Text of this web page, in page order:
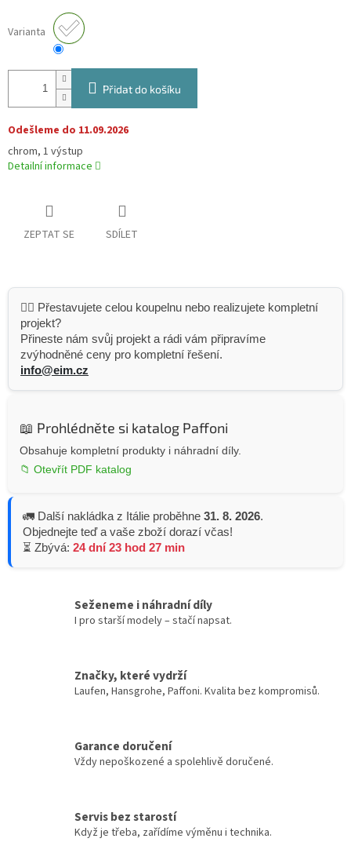
Varianta
Přidat do košíku
Odešleme do 11.09.2026
chrom, 1 výstup
Detailní informace
ZEPTAT SE SDÍLET
👷‍♂️ Přestavujete celou koupelnu nebo realizujete kompletní
projekt?
Přineste nám svůj projekt a rádi vám připravíme
zvýhodněné ceny pro kompletní řešení.
info@eim.cz
📖 Prohlédněte si katalog Paffoni
Obsahuje kompletní produkty i náhradní díly.
📁 Otevřít PDF katalog
🚛 Další nakládka z Itálie proběhne 31. 8. 2026.
Objednejte teď a vaše zboží dorazí včas!
⏳ Zbývá: 24 dní 23 hod 27 min
Seženeme i náhradní díly
I pro starší modely – stačí napsat.
Značky, které vydrží
Laufen, Hansgrohe, Paffoni. Kvalita bez kompromisů.
Garance doručení
Vždy nepoškozené a spolehlivě doručené.
Servis bez starostí
Když je třeba, zařídíme výměnu i technika.